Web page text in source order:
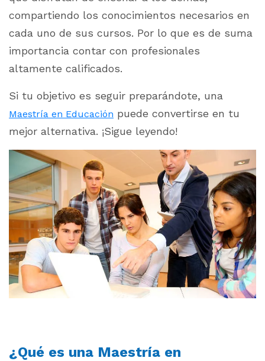
compartiendo los conocimientos necesarios en
cada uno de sus cursos. Por lo que es de suma
importancia contar con profesionales
altamente calificados.
Si tu objetivo es seguir preparándote, una
Maestría en Educación puede convertirse en tu
mejor alternativa. ¡Sigue leyendo!
¿Qué es una Maestría en